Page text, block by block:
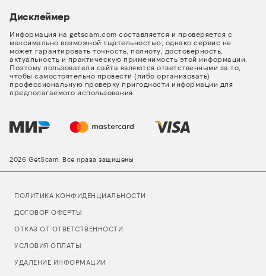
Дисклеймер
Информация на getscam.com составляется и проверяется с
максимально возможной тщательностью, однако сервис не
может гарантировать точность, полноту, достоверность,
актуальность и практическую применимость этой информации.
Поэтому пользователи сайта являются ответственными за то,
чтобы самостоятельно провести (либо организовать)
профессиональную проверку пригодности информации для
предполагаемого использования.
2026 GetScam. Все права защищены
ПОЛИТИКА КОНФИДЕНЦИАЛЬНОСТИ
ДОГОВОР ОФЕРТЫ
ОТКАЗ ОТ ОТВЕТСТВЕННОСТИ
УСЛОВИЯ ОПЛАТЫ
УДАЛЕНИЕ ИНФОРМАЦИИ